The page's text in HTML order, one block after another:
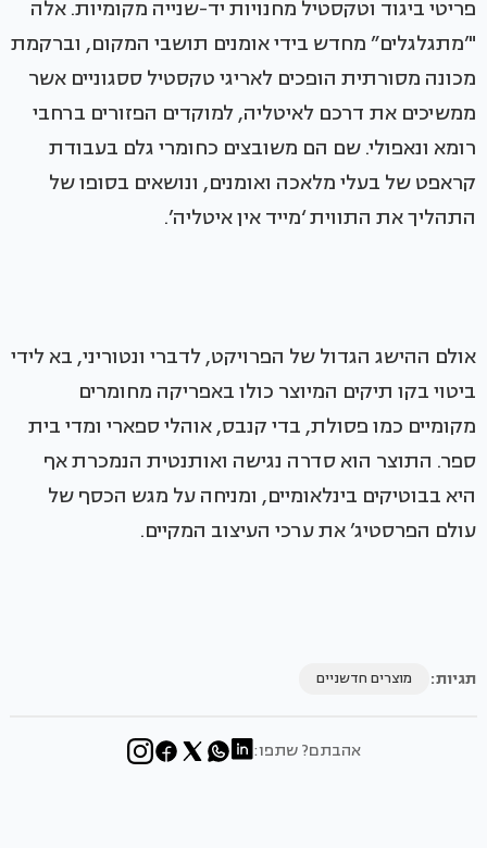
פריטי ביגוד וטקסטיל מחנויות יד-שנייה מקומיות. אלה
"’מתגלגלים” מחדש בידי אומנים תושבי המקום, וברקמת
מכונה מסורתית הופכים לאריגי טקסטיל ססגוניים אשר
ממשיכים את דרכם לאיטליה, למוקדים הפזורים ברחבי
רומא ונאפולי. שם הם משובצים כחומרי גלם בעבודת
קראפט של בעלי מלאכה ואומנים, ונושאים בסופו של
התהליך את התווית ‘מייד אין איטליה’.
אולם ההישג הגדול של הפרויקט, לדברי ונטוריני, בא לידי
ביטוי בקו תיקים המיוצר כולו באפריקה מחומרים
מקומיים כמו פסולת, בדי קנבס, אוהלי ספארי ומדי בית
ספר. התוצר הוא סדרה נגישה ואותנטית הנמכרת אף
היא בבוטיקים בינלאומיים, ומניחה על מגש הכסף של
עולם הפרסטיג’ את ערכי העיצוב המקיים.
תגיות: מוצרים חדשניים
אהבתם? שתפו: